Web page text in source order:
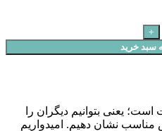
سبد خرید
یعنی بتوانیم دیگران را
نشان دهیم. امیدواریم